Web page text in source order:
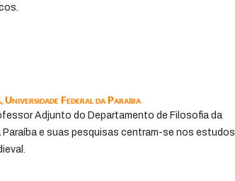
Universidade Federal da Paraíba
Adjunto do Departamento de Filosofia da
Paraíba e suas pesquisas centram-se nos estudos